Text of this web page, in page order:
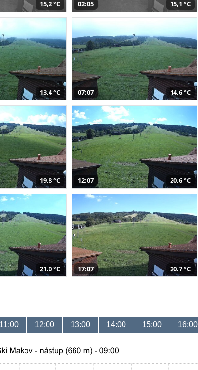
15,2 °C 02:05 15,1 °C
13,4 °C 07:07 14,6 °C
19,8 °C 12:07 20,6 °C
21,0 °C 17:07 20,7 °C
11:00 12:00 13:00 14:00 15:00 16:00